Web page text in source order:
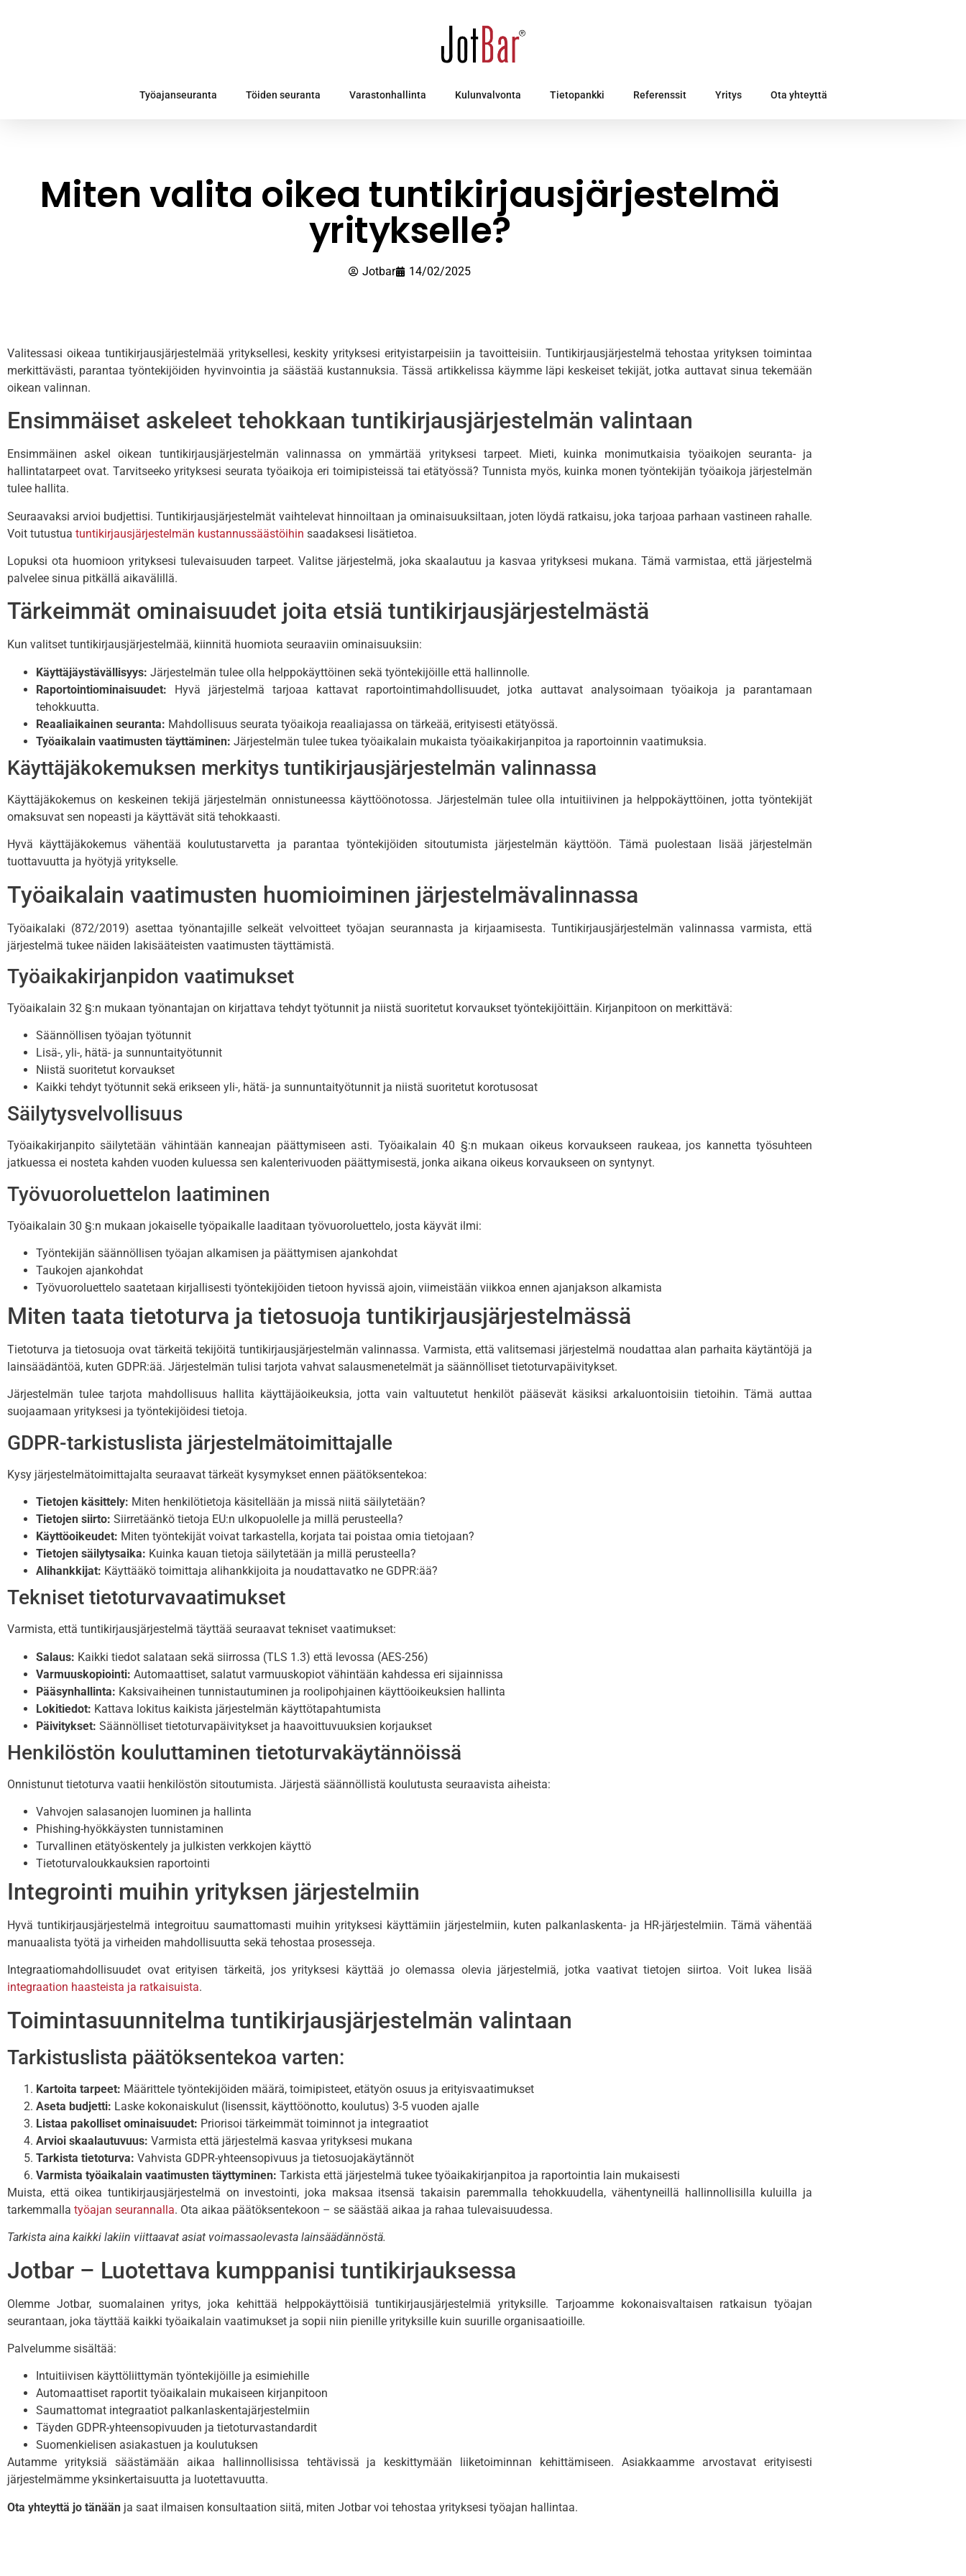
Työajanseuranta Töiden seuranta Varastonhallinta Kulunvalvonta Tietopankki Referenssit Yritys Ota yhteyttä
Miten valita oikea tuntikirjausjärjestelmä
yritykselle?
Jotbar 14/02/2025
Valitessasi oikeaa tuntikirjausjärjestelmää yrityksellesi, keskity yrityksesi erityistarpeisiin ja tavoitteisiin. Tuntikirjausjärjestelmä tehostaa yrityksen toimintaa
merkittävästi, parantaa työntekijöiden hyvinvointia ja säästää kustannuksia. Tässä artikkelissa käymme läpi keskeiset tekijät, jotka auttavat sinua tekemään
oikean valinnan.
Ensimmäiset askeleet tehokkaan tuntikirjausjärjestelmän valintaan
Ensimmäinen askel oikean tuntikirjausjärjestelmän valinnassa on ymmärtää yrityksesi tarpeet. Mieti, kuinka monimutkaisia työaikojen seuranta- ja
hallintatarpeet ovat. Tarvitseeko yrityksesi seurata työaikoja eri toimipisteissä tai etätyössä? Tunnista myös, kuinka monen työntekijän työaikoja järjestelmän
tulee hallita.
Seuraavaksi arvioi budjettisi. Tuntikirjausjärjestelmät vaihtelevat hinnoiltaan ja ominaisuuksiltaan, joten löydä ratkaisu, joka tarjoaa parhaan vastineen rahalle.
Voit tutustua tuntikirjausjärjestelmän kustannussäästöihin saadaksesi lisätietoa.
Lopuksi ota huomioon yrityksesi tulevaisuuden tarpeet. Valitse järjestelmä, joka skaalautuu ja kasvaa yrityksesi mukana. Tämä varmistaa, että järjestelmä
palvelee sinua pitkällä aikavälillä.
Tärkeimmät ominaisuudet joita etsiä tuntikirjausjärjestelmästä
Kun valitset tuntikirjausjärjestelmää, kiinnitä huomiota seuraaviin ominaisuuksiin:
Käyttäjäystävällisyys: Järjestelmän tulee olla helppokäyttöinen sekä työntekijöille että hallinnolle.
Raportointiominaisuudet: Hyvä järjestelmä tarjoaa kattavat raportointimahdollisuudet, jotka auttavat analysoimaan työaikoja ja parantamaan
tehokkuutta.
Reaaliaikainen seuranta: Mahdollisuus seurata työaikoja reaaliajassa on tärkeää, erityisesti etätyössä.
Työaikalain vaatimusten täyttäminen: Järjestelmän tulee tukea työaikalain mukaista työaikakirjanpitoa ja raportoinnin vaatimuksia.
Käyttäjäkokemuksen merkitys tuntikirjausjärjestelmän valinnassa
Käyttäjäkokemus on keskeinen tekijä järjestelmän onnistuneessa käyttöönotossa. Järjestelmän tulee olla intuitiivinen ja helppokäyttöinen, jotta työntekijät
omaksuvat sen nopeasti ja käyttävät sitä tehokkaasti.
Hyvä käyttäjäkokemus vähentää koulutustarvetta ja parantaa työntekijöiden sitoutumista järjestelmän käyttöön. Tämä puolestaan lisää järjestelmän
tuottavuutta ja hyötyjä yritykselle.
Työaikalain vaatimusten huomioiminen järjestelmävalinnassa
Työaikalaki (872/2019) asettaa työnantajille selkeät velvoitteet työajan seurannasta ja kirjaamisesta. Tuntikirjausjärjestelmän valinnassa varmista, että
järjestelmä tukee näiden lakisääteisten vaatimusten täyttämistä.
Työaikakirjanpidon vaatimukset
Työaikalain 32 §:n mukaan työnantajan on kirjattava tehdyt työtunnit ja niistä suoritetut korvaukset työntekijöittäin. Kirjanpitoon on merkittävä:
Säännöllisen työajan työtunnit
Lisä-, yli-, hätä- ja sunnuntaityötunnit
Niistä suoritetut korvaukset
Kaikki tehdyt työtunnit sekä erikseen yli-, hätä- ja sunnuntaityötunnit ja niistä suoritetut korotusosat
Säilytysvelvollisuus
Työaikakirjanpito säilytetään vähintään kanneajan päättymiseen asti. Työaikalain 40 §:n mukaan oikeus korvaukseen raukeaa, jos kannetta työsuhteen
jatkuessa ei nosteta kahden vuoden kuluessa sen kalenterivuoden päättymisestä, jonka aikana oikeus korvaukseen on syntynyt.
Työvuoroluettelon laatiminen
Työaikalain 30 §:n mukaan jokaiselle työpaikalle laaditaan työvuoroluettelo, josta käyvät ilmi:
Työntekijän säännöllisen työajan alkamisen ja päättymisen ajankohdat
Taukojen ajankohdat
Työvuoroluettelo saatetaan kirjallisesti työntekijöiden tietoon hyvissä ajoin, viimeistään viikkoa ennen ajanjakson alkamista
Miten taata tietoturva ja tietosuoja tuntikirjausjärjestelmässä
Tietoturva ja tietosuoja ovat tärkeitä tekijöitä tuntikirjausjärjestelmän valinnassa. Varmista, että valitsemasi järjestelmä noudattaa alan parhaita käytäntöjä ja
lainsäädäntöä, kuten GDPR:ää. Järjestelmän tulisi tarjota vahvat salausmenetelmät ja säännölliset tietoturvapäivitykset.
Järjestelmän tulee tarjota mahdollisuus hallita käyttäjäoikeuksia, jotta vain valtuutetut henkilöt pääsevät käsiksi arkaluontoisiin tietoihin. Tämä auttaa
suojaamaan yrityksesi ja työntekijöidesi tietoja.
GDPR-tarkistuslista järjestelmätoimittajalle
Kysy järjestelmätoimittajalta seuraavat tärkeät kysymykset ennen päätöksentekoa:
Tietojen käsittely: Miten henkilötietoja käsitellään ja missä niitä säilytetään?
Tietojen siirto: Siirretäänkö tietoja EU:n ulkopuolelle ja millä perusteella?
Käyttöoikeudet: Miten työntekijät voivat tarkastella, korjata tai poistaa omia tietojaan?
Tietojen säilytysaika: Kuinka kauan tietoja säilytetään ja millä perusteella?
Alihankkijat: Käyttääkö toimittaja alihankkijoita ja noudattavatko ne GDPR:ää?
Tekniset tietoturvavaatimukset
Varmista, että tuntikirjausjärjestelmä täyttää seuraavat tekniset vaatimukset:
Salaus: Kaikki tiedot salataan sekä siirrossa (TLS 1.3) että levossa (AES-256)
Varmuuskopiointi: Automaattiset, salatut varmuuskopiot vähintään kahdessa eri sijainnissa
Pääsynhallinta: Kaksivaiheinen tunnistautuminen ja roolipohjainen käyttöoikeuksien hallinta
Lokitiedot: Kattava lokitus kaikista järjestelmän käyttötapahtumista
Päivitykset: Säännölliset tietoturvapäivitykset ja haavoittuvuuksien korjaukset
Henkilöstön kouluttaminen tietoturvakäytännöissä
Onnistunut tietoturva vaatii henkilöstön sitoutumista. Järjestä säännöllistä koulutusta seuraavista aiheista:
Vahvojen salasanojen luominen ja hallinta
Phishing-hyökkäysten tunnistaminen
Turvallinen etätyöskentely ja julkisten verkkojen käyttö
Tietoturvaloukkauksien raportointi
Integrointi muihin yrityksen järjestelmiin
Hyvä tuntikirjausjärjestelmä integroituu saumattomasti muihin yrityksesi käyttämiin järjestelmiin, kuten palkanlaskenta- ja HR-järjestelmiin. Tämä vähentää
manuaalista työtä ja virheiden mahdollisuutta sekä tehostaa prosesseja.
Integraatiomahdollisuudet ovat erityisen tärkeitä, jos yrityksesi käyttää jo olemassa olevia järjestelmiä, jotka vaativat tietojen siirtoa. Voit lukea lisää
integraation haasteista ja ratkaisuista.
Toimintasuunnitelma tuntikirjausjärjestelmän valintaan
Tarkistuslista päätöksentekoa varten:
Kartoita tarpeet: Määrittele työntekijöiden määrä, toimipisteet, etätyön osuus ja erityisvaatimukset
Aseta budjetti: Laske kokonaiskulut (lisenssit, käyttöönotto, koulutus) 3-5 vuoden ajalle
Listaa pakolliset ominaisuudet: Priorisoi tärkeimmät toiminnot ja integraatiot
Arvioi skaalautuvuus: Varmista että järjestelmä kasvaa yrityksesi mukana
Tarkista tietoturva: Vahvista GDPR-yhteensopivuus ja tietosuojakäytännöt
Varmista työaikalain vaatimusten täyttyminen: Tarkista että järjestelmä tukee työaikakirjanpitoa ja raportointia lain mukaisesti
Muista, että oikea tuntikirjausjärjestelmä on investointi, joka maksaa itsensä takaisin paremmalla tehokkuudella, vähentyneillä hallinnollisilla kuluilla ja
tarkemmalla työajan seurannalla. Ota aikaa päätöksentekoon – se säästää aikaa ja rahaa tulevaisuudessa.
Tarkista aina kaikki lakiin viittaavat asiat voimassaolevasta lainsäädännöstä.
Jotbar – Luotettava kumppanisi tuntikirjauksessa
Olemme Jotbar, suomalainen yritys, joka kehittää helppokäyttöisiä tuntikirjausjärjestelmiä yrityksille. Tarjoamme kokonaisvaltaisen ratkaisun työajan
seurantaan, joka täyttää kaikki työaikalain vaatimukset ja sopii niin pienille yrityksille kuin suurille organisaatioille.
Palvelumme sisältää:
Intuitiivisen käyttöliittymän työntekijöille ja esimiehille
Automaattiset raportit työaikalain mukaiseen kirjanpitoon
Saumattomat integraatiot palkanlaskentajärjestelmiin
Täyden GDPR-yhteensopivuuden ja tietoturvastandardit
Suomenkielisen asiakastuen ja koulutuksen
Autamme yrityksiä säästämään aikaa hallinnollisissa tehtävissä ja keskittymään liiketoiminnan kehittämiseen. Asiakkaamme arvostavat erityisesti
järjestelmämme yksinkertaisuutta ja luotettavuutta.
Ota yhteyttä jo tänään ja saat ilmaisen konsultaation siitä, miten Jotbar voi tehostaa yrityksesi työajan hallintaa.